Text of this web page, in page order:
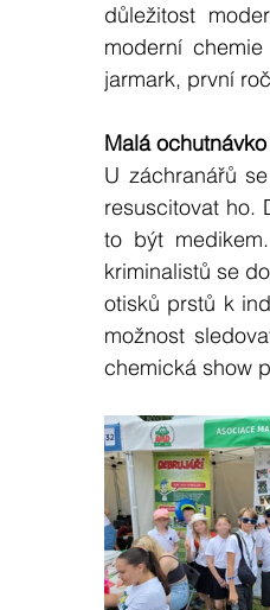
důležitost
moderní
jarmark, první
Malá
U záchranářů
resuscitovat ho.
to být
kriminalistů se
otisků prstů k
možnost
chemická show